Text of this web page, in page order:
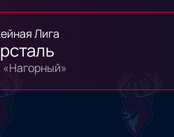
Лига